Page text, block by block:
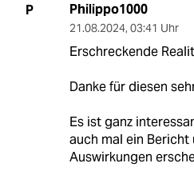
P Philippo1000
21.08.2024, 03:41 Uhr
Erschreckende
Danke für diesen
Es ist ganz
auch mal ein
Auswirkungen